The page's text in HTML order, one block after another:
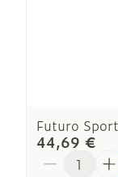
Futuro
44,69 €
Quantité